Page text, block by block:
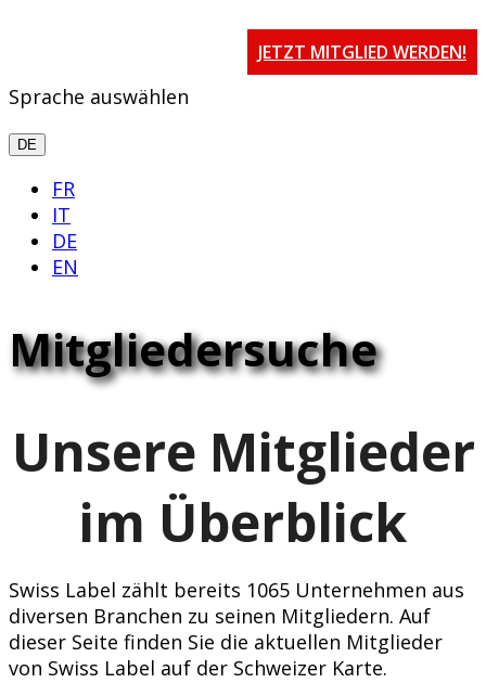
JETZT MITGLIED WERDEN!
Sprache auswählen
DE
FR
IT
DE
EN
Mitgliedersuche
Unsere Mitglieder
im Überblick
Swiss Label zählt bereits 1065 Unternehmen aus
diversen Branchen zu seinen Mitgliedern. Auf
dieser Seite finden Sie die aktuellen Mitglieder
von Swiss Label auf der Schweizer Karte.